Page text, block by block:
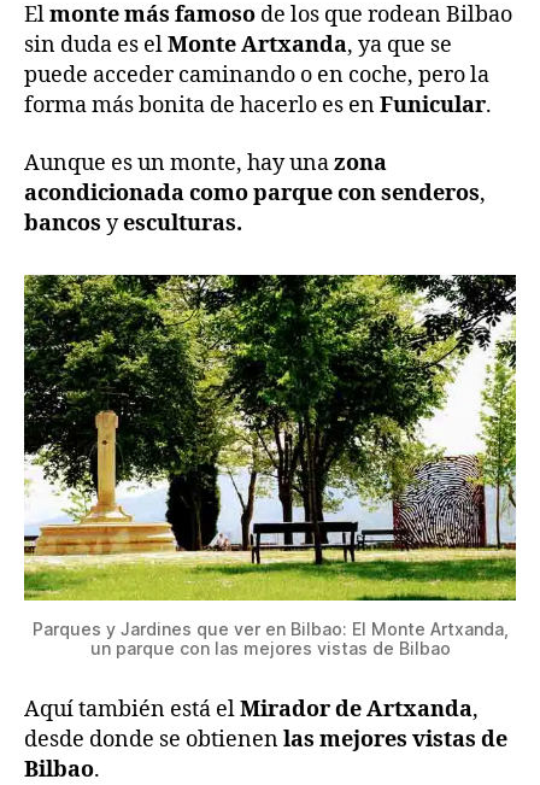
Elmonte más famoso de los que rodean Bilbao
sin duda es elMonte Artxanda, ya que se
puede acceder caminando o en coche, pero la
forma más bonita de hacerlo es enFunicular.
Aunque es un monte, hay unazona
acondicionada como parque con senderos,
bancos yesculturas.
Parques y Jardines que ver en Bilbao: El Monte Artxanda,
un parque con las mejores vistas de Bilbao
Aquí también está elMirador de Artxanda,
desde donde se obtienenlas mejores vistas de
Bilbao.